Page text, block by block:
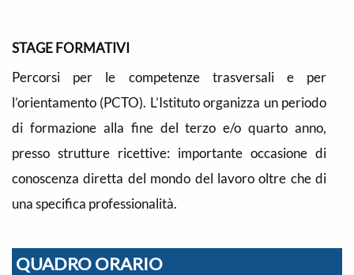
STAGE FORMATIVI
Percorsi per le competenze trasversali e per
l’orientamento (PCTO). L’Istituto organizza un periodo
di formazione alla fine del terzo e/o quarto anno,
presso strutture ricettive: importante occasione di
conoscenza diretta del mondo del lavoro oltre che di
una specifica professionalità.
QUADRO ORARIO